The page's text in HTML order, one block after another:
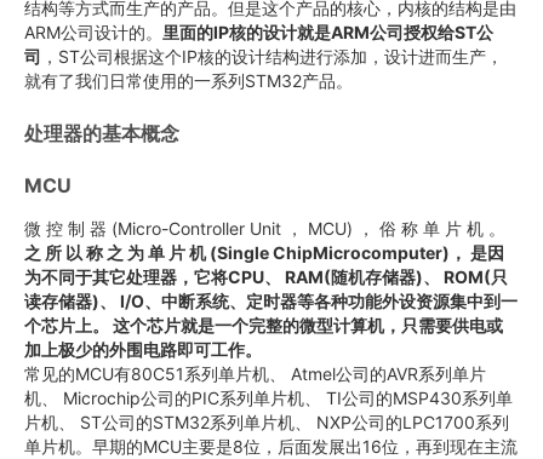
结构等方式而生产的产品。但是这个产品的核心，内核的结构是由
ARM公司设计的。 里面的IP核的设计就是ARM公司授权给ST公
司 ，ST公司根据这个IP核的设计结构进行添加，设计进而生产，
就有了我们日常使用的一系列STM32产品。
处理器的基本概念
MCU
微 控 制 器 (Micro-Controller Unit ， MCU) ， 俗 称 单 片 机 。
之 所 以 称 之 为 单 片 机 (Single ChipMicrocomputer)， 是因
为不同于其它处理器，它将CPU、 RAM(随机存储器)、 ROM(只
读存储器)、 I/O、中断系统、定时器等各种功能外设资源集中到一
个芯片上。 这个芯片就是一个完整的微型计算机，只需要供电或
加上极少的外围电路即可工作。
常见的MCU有80C51系列单片机、 Atmel公司的AVR系列单片
机、 Microchip公司的PIC系列单片机、 TI公司的MSP430系列单
片机、 ST公司的STM32系列单片机、 NXP公司的LPC1700系列
单片机。早期的MCU主要是8位，后面发展出16位，再到现在主流